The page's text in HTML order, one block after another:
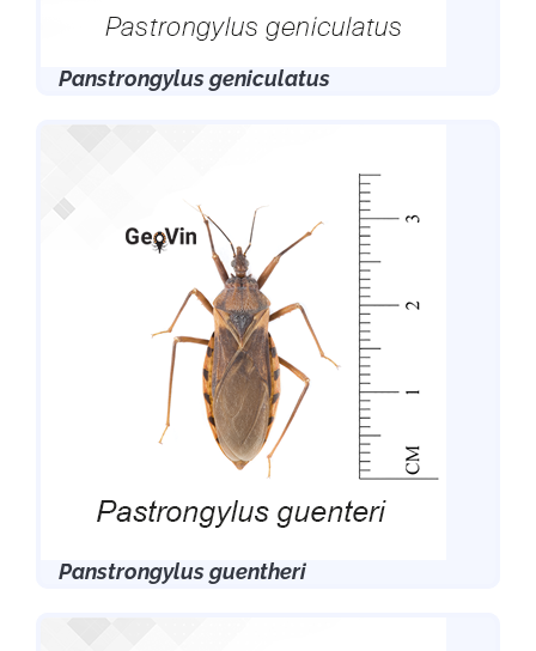
Panstrongylus geniculatus
Panstrongylus guentheri